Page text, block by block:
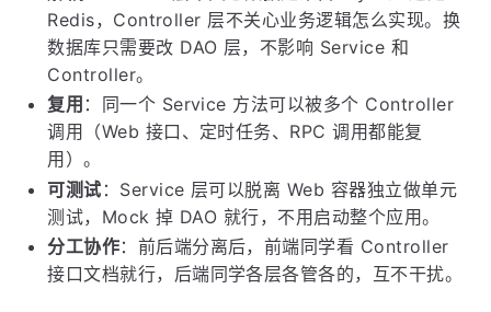
Redis，Controller 层不关心业务逻辑怎么实现。换
数据库只需要改 DAO 层，不影响 Service 和
Controller。
复用 ：同一个 Service 方法可以被多个 Controller
调用（Web 接口、定时任务、RPC 调用都能复
用）。
可测试 ：Service 层可以脱离 Web 容器独立做单元
测试，Mock 掉 DAO 就行，不用启动整个应用。
分工协作：前后端分离后，前端同学看 Controller
接口文档就行，后端同学各层各管各的，互不干扰。